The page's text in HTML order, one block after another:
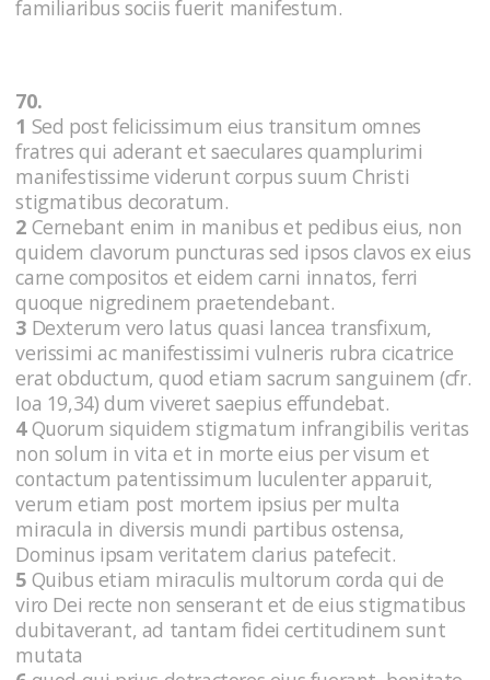
familiaribus sociis fuerit manifestum.
70.
1 Sed post felicissimum eius transitum omnes
fratres qui aderant et saeculares quamplurimi
manifestissime viderunt corpus suum Christi
stigmatibus decoratum.
2 Cernebant enim in manibus et pedibus eius, non
quidem clavorum puncturas sed ipsos clavos ex eius
carne compositos et eidem carni innatos, ferri
quoque nigredinem praetendebant.
3 Dexterum vero latus quasi lancea transfixum,
verissimi ac manifestissimi vulneris rubra cicatrice
erat obductum, quod etiam sacrum sanguinem (cfr.
Ioa 19,34) dum viveret saepius effundebat.
4Quorum siquidem stigmatum infrangibilis veritas
non solum in vita et in morte eius per visum et
contactum patentissimum luculenter apparuit,
verum etiam post mortem ipsius per multa
miracula in diversis mundi partibus ostensa,
Dominus ipsam veritatem clarius patefecit.
5 Quibus etiam miraculis multorum corda qui de
viro Dei recte non senserant et de eius stigmatibus
dubitaverant, ad tantam fidei certitudinem sunt
mutata